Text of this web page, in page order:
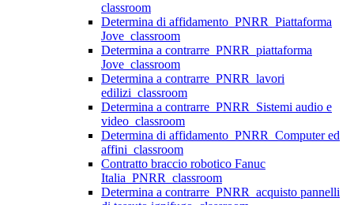
classroom
Determina di affidamento_PNRR_Piattaforma
Jove_classroom
Determina a contrarre_PNRR_piattaforma
Jove_classroom
Determina a contrarre_PNRR_lavori
edilizi_classroom
Determina a contrarre_PNRR_Sistemi audio e
video_classroom
Determina di affidamento_PNRR_Computer ed
affini_classroom
Contratto braccio robotico Fanuc
Italia_PNRR_classroom
Determina a contrarre_PNRR_acquisto pannelli